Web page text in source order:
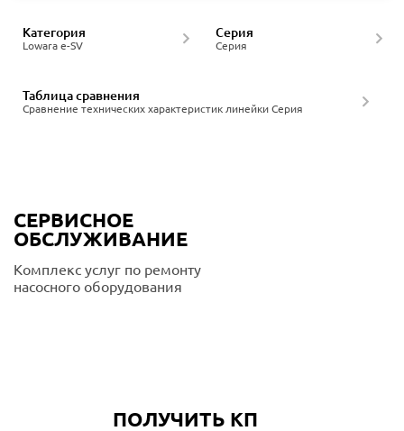
Lowara e-SV
Категория
Серия
Серия
Сравнение технических характеристик линейки Серия
Таблица сравнения
СЕРВИСНОЕ
ОБСЛУЖИВАНИЕ
Комплекс услуг по ремонту
насосного оборудования
ПОЛУЧИТЬ КП